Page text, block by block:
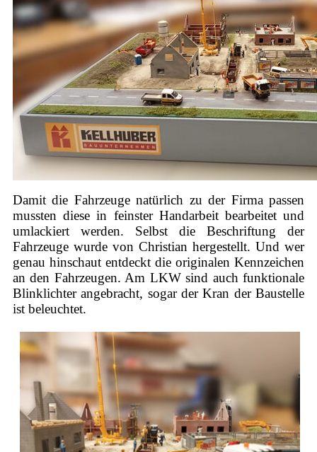
Damit die Fahrzeuge natürlich zu der Firma passen
mussten diese in feinster Handarbeit bearbeitet und
umlackiert werden. Selbst die Beschriftung der
Fahrzeuge wurde von Christian hergestellt. Und wer
genau hinschaut entdeckt die originalen Kennzeichen
an den Fahrzeugen. Am LKW sind auch funktionale
Blinklichter angebracht, sogar der Kran der Baustelle
ist beleuchtet.